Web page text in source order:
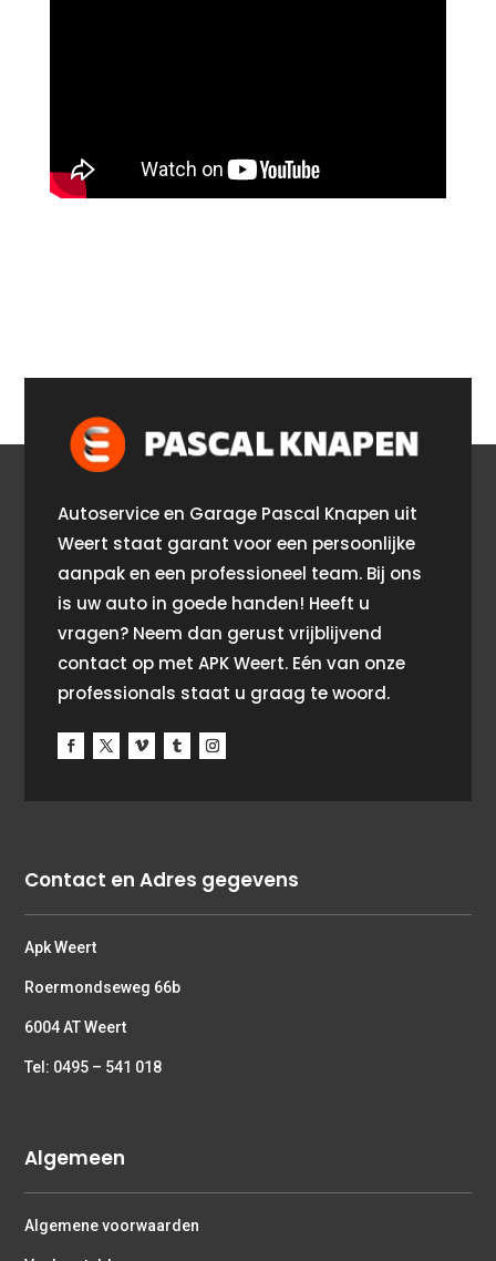
Autoservice en Garage Pascal Knapen uit
Weert staat garant voor een persoonlijke
aanpak en een professioneel team. Bij ons
is uw auto in goede handen! Heeft u
vragen? Neem dan gerust vrijblijvend
contact op met APK Weert. Eén van onze
professionals staat u graag te woord.
Contact en Adres gegevens
Apk Weert
Roermondseweg 66b
6004 AT Weert
Tel: 0495 – 541 018
Algemeen
Algemene voorwaarden